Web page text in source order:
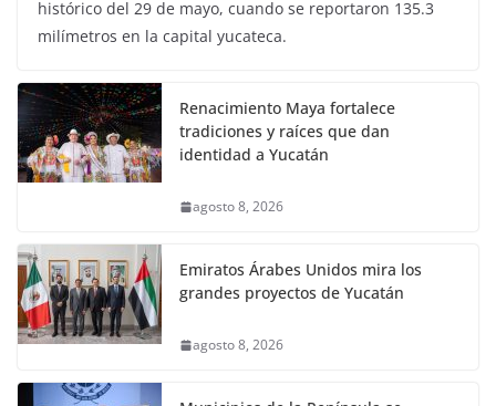
histórico del 29 de mayo, cuando se reportaron 135.3
milímetros en la capital yucateca.
Renacimiento Maya fortalece
tradiciones y raíces que dan
identidad a Yucatán
agosto 8, 2026
Emiratos Árabes Unidos mira los
grandes proyectos de Yucatán
agosto 8, 2026